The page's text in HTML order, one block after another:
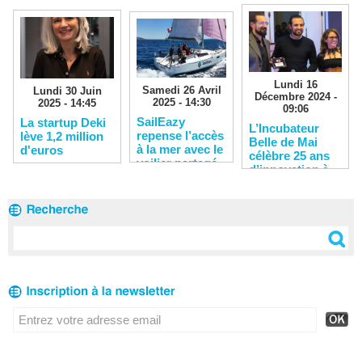
Lundi 30 Juin
2025 - 14:45
La startup Deki
lève 1,2 million
d'euros
Samedi 26 Avril
2025 - 14:30
SailEazy
repense l’accès
à la mer avec le
voilier partagé
Lundi 16
Décembre 2024 -
09:06
L’Incubateur
Belle de Mai
célèbre 25 ans
d’innovation à